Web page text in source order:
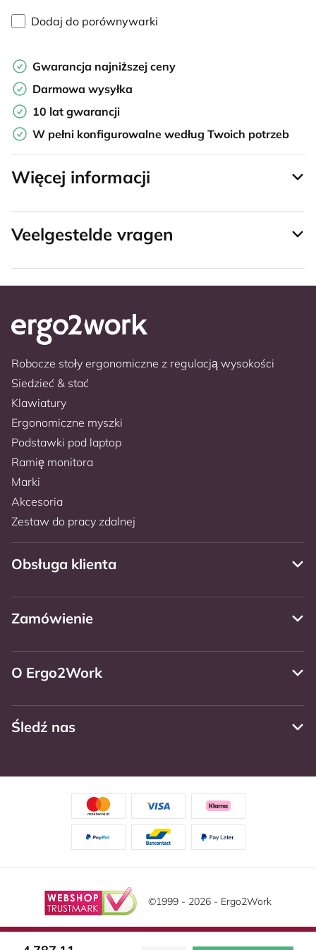
Dodaj do porównywarki
Gwarancja najniższej ceny
Darmowa wysyłka
10 lat gwarancji
W pełni konfigurowalne według Twoich potrzeb
Więcej informacji
Veelgestelde vragen
Robocze stoły ergonomiczne z regulacją wysokości
Siedzieć & stać
Klawiatury
Ergonomiczne myszki
Podstawki pod laptop
Ramię monitora
Marki
Akcesoria
Zestaw do pracy zdalnej
Obsługa klienta
Zamówienie
O Ergo2Work
Śledź nas
©1999 - 2026 - Ergo2Work